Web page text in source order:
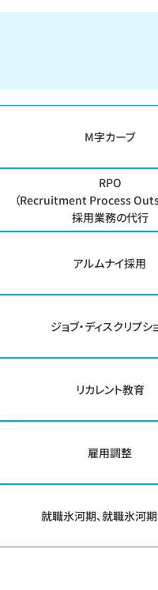
M字カーブ
RPO
（Recruitment Process
採用業務の代行
アルムナイ採用
ジョブ・ディスクリプシ
リカレント教育
雇用調整
就職氷河期、就職氷河